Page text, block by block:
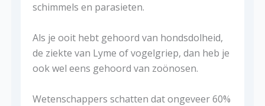
schimmels en parasieten.
Als je ooit hebt gehoord van hondsdolheid,
de ziekte van Lyme of vogelgriep, dan heb je
ook wel eens gehoord van zoönosen.
Wetenschappers schatten dat ongeveer 60%